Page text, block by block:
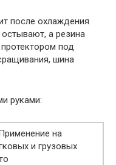
после охлаждения
а резина
под
шина
руками:
на
и грузовых